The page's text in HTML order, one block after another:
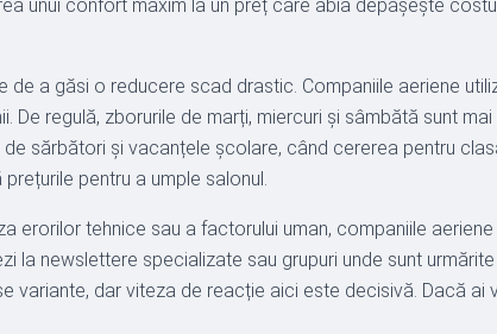
unui confort maxim la un preț care abia depășește
a găsi o reducere scad drastic. Companiile aeriene
regulă, zborurile de marți, miercuri și sâmbătă sunt
sărbători și vacanțele școlare, când cererea pentru
pentru a umple salonul.
erorilor tehnice sau a factorului uman, companiile
la newslettere specializate sau grupuri unde sunt
variante, dar viteza de reacție aici este decisivă. Dacă ai